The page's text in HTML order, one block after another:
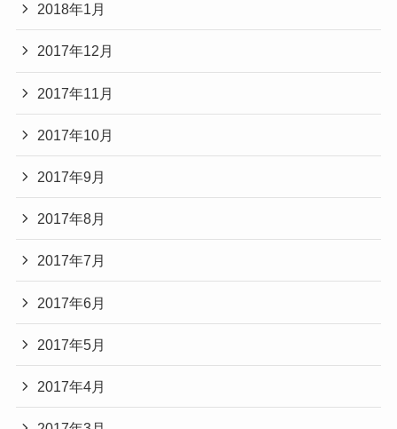
2018年1月
2017年12月
2017年11月
2017年10月
2017年9月
2017年8月
2017年7月
2017年6月
2017年5月
2017年4月